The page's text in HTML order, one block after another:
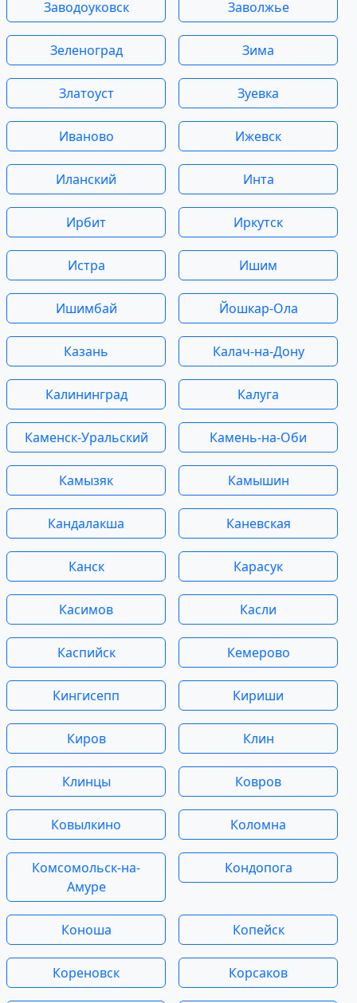
Заводоуковск Заволжье
Зеленоград Зима
Златоуст Зуевка
Иваново Ижевск
Иланский Инта
Ирбит Иркутск
Истра Ишим
Ишимбай Йошкар-Ола
Казань Калач-на-Дону
Калининград Калуга
Каменск-Уральский Камень-на-Оби
Камызяк Камышин
Кандалакша Каневская
Канск Карасук
Касимов Касли
Каспийск Кемерово
Кингисепп Кириши
Киров Клин
Клинцы Ковров
Ковылкино Коломна
Комсомольск-на-
Амуре
Кондопога
Коноша Копейск
Кореновск Корсаков